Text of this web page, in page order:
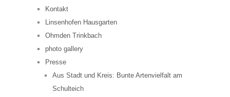
Kontakt
Linsenhofen Hausgarten
Ohmden Trinkbach
photo gallery
Presse
Aus Stadt und Kreis: Bunte Artenvielfalt am
Schulteich